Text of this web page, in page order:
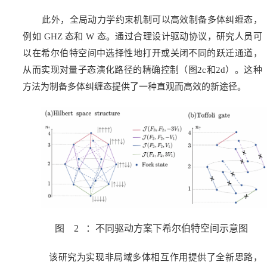
此外，全局动力学约束机制可以高效制备多体纠缠态，
例如 GHZ 态和 W 态。通过合理设计驱动协议，研究人员可
以在希尔伯特空间中选择性地打开或关闭不同的跃迁通道，
从而实现对量子态演化路径的精确控制（图2c和2d）。这种
方法为制备多体纠缠态提供了一种直观而高效的新途径。
图 2 ：不同驱动方案下希尔伯特空间示意图
该研究为实现非局域多体相互作用提供了全新思路，